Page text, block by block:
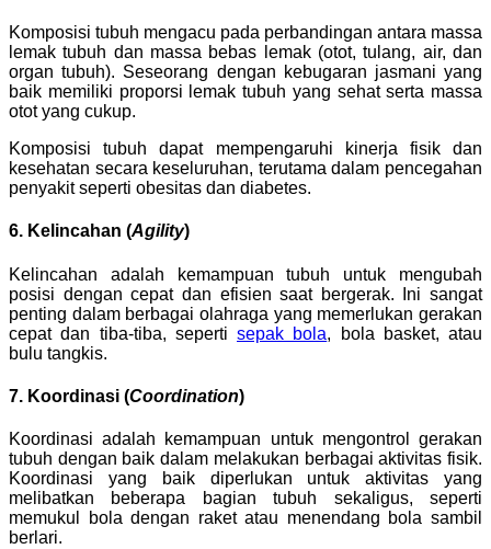
Komposisi tubuh mengacu pada perbandingan antara massa
lemak tubuh dan massa bebas lemak (otot, tulang, air, dan
organ tubuh). Seseorang dengan kebugaran jasmani yang
baik memiliki proporsi lemak tubuh yang sehat serta massa
otot yang cukup.
Komposisi tubuh dapat mempengaruhi kinerja fisik dan
kesehatan secara keseluruhan, terutama dalam pencegahan
penyakit seperti obesitas dan diabetes.
6. Kelincahan (Agility)
Kelincahan adalah kemampuan tubuh untuk mengubah
posisi dengan cepat dan efisien saat bergerak. Ini sangat
penting dalam berbagai olahraga yang memerlukan gerakan
cepat dan tiba-tiba, seperti sepak bola, bola basket, atau
bulu tangkis.
7. Koordinasi (Coordination)
Koordinasi adalah kemampuan untuk mengontrol gerakan
tubuh dengan baik dalam melakukan berbagai aktivitas fisik.
Koordinasi yang baik diperlukan untuk aktivitas yang
melibatkan beberapa bagian tubuh sekaligus, seperti
memukul bola dengan raket atau menendang bola sambil
berlari.